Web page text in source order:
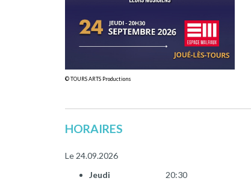
© TOURS ARTS Productions
HORAIRES
Le 24.09.2026
Jeudi
20:30